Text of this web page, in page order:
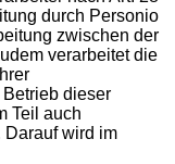
durch Personio
zwischen der
verarbeitet die
dieser
Teil auch
Darauf wird im